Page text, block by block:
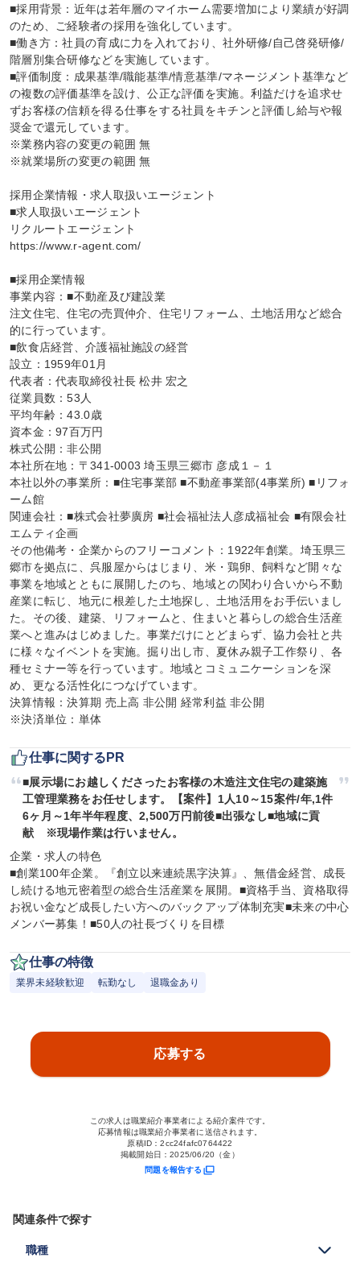
■採用背景：近年は若年層のマイホーム需要増加により業績が好調
のため、ご経験者の採用を強化しています。
■働き方：社員の育成に力を入れており、社外研修/自己啓発研修/
階層別集合研修などを実施しています。
■評価制度：成果基準/職能基準/情意基準/マネージメント基準など
の複数の評価基準を設け、公正な評価を実施。利益だけを追求せ
ずお客様の信頼を得る仕事をする社員をキチンと評価し給与や報
奨金で還元しています。
※業務内容の変更の範囲 無
※就業場所の変更の範囲 無
採用企業情報・求人取扱いエージェント
■求人取扱いエージェント
リクルートエージェント
https://www.r-agent.com/
■採用企業情報
事業内容：■不動産及び建設業
注文住宅、住宅の売買仲介、住宅リフォーム、土地活用など総合
的に行っています。
■飲食店経営、介護福祉施設の経営
設立：1959年01月
代表者：代表取締役社長 松井 宏之
従業員数：53人
平均年齢：43.0歳
資本金：97百万円
株式公開：非公開
本社所在地：〒341-0003 埼玉県三郷市 彦成１－１
本社以外の事業所：■住宅事業部 ■不動産事業部(4事業所) ■リフォ
ーム館
関連会社：■株式会社夢廣房 ■社会福祉法人彦成福祉会 ■有限会社
エムティ企画
その他備考・企業からのフリーコメント：1922年創業。埼玉県三
郷市を拠点に、呉服屋からはじまり、米・鶏卵、飼料など開々な
事業を地域とともに展開したのち、地域との関わり合いから不動
産業に転じ、地元に根差した土地探し、土地活用をお手伝いまし
た。その後、建築、リフォームと、住まいと暮らしの総合生活産
業へと進みはじめました。事業だけにとどまらず、協力会社と共
に様々なイベントを実施。掘り出し市、夏休み親子工作祭り、各
種セミナー等を行っています。地域とコミュニケーションを深
め、更なる活性化につなげています。
決算情報：決算期 売上高 非公開 経常利益 非公開
※決済単位：単体
仕事に関するPR
■展示場にお越しくださったお客様の木造注文住宅の建築施
工管理業務をお任せします。【案件】1人10～15案件/年,1件
6ヶ月～1年半年程度、2,500万円前後■出張なし■地域に貢
献　※現場作業は行いません。
企業・求人の特色
■創業100年企業。『創立以来連続黒字決算』、無借金経営、成長
し続ける地元密着型の総合生活産業を展開。■資格手当、資格取得
お祝い金など成長したい方へのバックアップ体制充実■未来の中心
メンバー募集！■50人の社長づくりを目標
仕事の特徴
業界未経験歓迎 転勤なし 退職金あり
応募する
この求人は職業紹介事業者による紹介案件です。
応募情報は職業紹介事業者に送信されます。
原稿ID：2cc24fafc0764422
掲載開始日：2025/06/20（金）
問題を報告する
関連条件で探す
職種